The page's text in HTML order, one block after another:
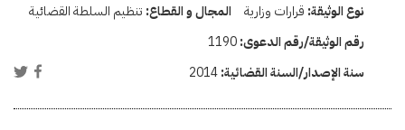
نوع الوثيقة: قرارات وزارية المجال و القطاع: تنظيم السلطة القضائية
رقم الوثيقة/رقم الدعوى:1190
سنة الإصدار/السنة القضائية:2014